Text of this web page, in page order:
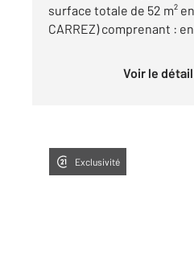
surface totale de 52 m²
CARREZ) comprenant :
Voir le
Exclusivité